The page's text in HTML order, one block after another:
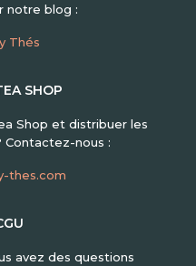
notre blog :
Thés
SHOP
Shop et distribuer les
Contactez-nous :
thes.com
avez des questions